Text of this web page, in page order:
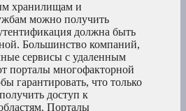
хранилищам и
можно получить
должна быть
Большинство компаний,
сервисы с удаленным
порталы многофакторной
гарантировать, что только
доступ к
Порталы